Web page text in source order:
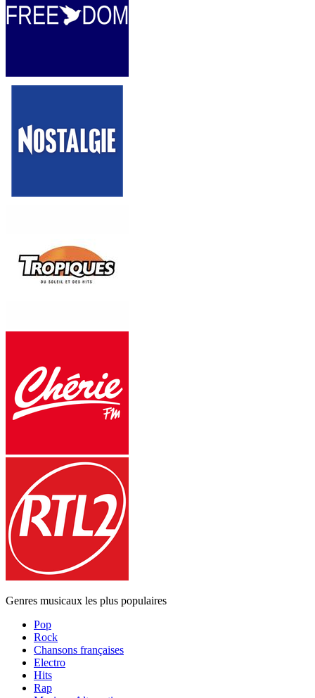
Genres musicaux les plus populaires
Pop
Rock
Chansons françaises
Electro
Hits
Rap